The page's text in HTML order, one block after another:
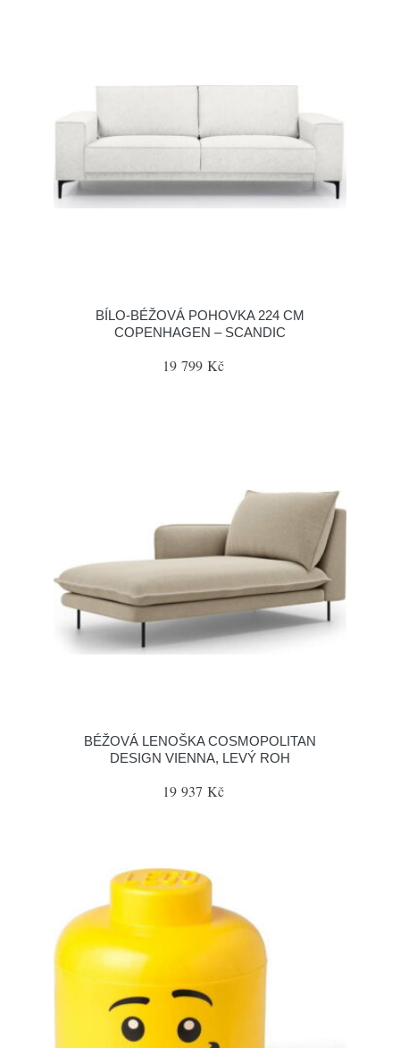
BÍLO-BÉŽOVÁ POHOVKA 224 CM
COPENHAGEN – SCANDIC
19 799 Kč
BÉŽOVÁ LENOŠKA COSMOPOLITAN
DESIGN VIENNA, LEVÝ ROH
19 937 Kč